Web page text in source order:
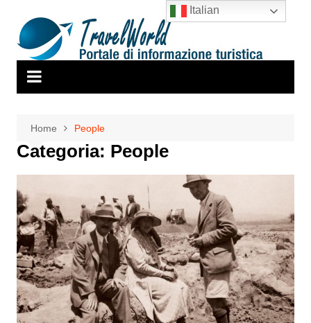
contenuto
Home People
Categoria: People
Italian